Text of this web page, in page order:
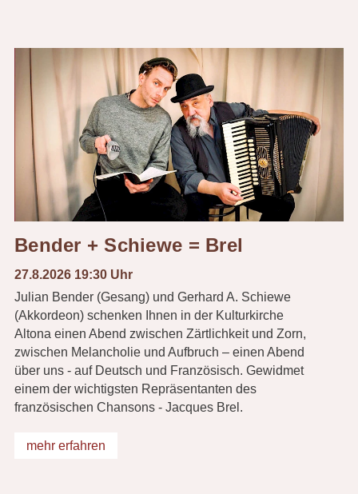
Bender + Schiewe = Brel
27.8.2026 19:30 Uhr
Julian Bender (Gesang) und Gerhard A. Schiewe
(Akkordeon) schenken Ihnen in der Kulturkirche
Altona einen Abend zwischen Zärtlichkeit und Zorn,
zwischen Melancholie und Aufbruch – einen Abend
über uns - auf Deutsch und Französisch. Gewidmet
einem der wichtigsten Repräsentanten des
französischen Chansons - Jacques Brel.
mehr erfahren